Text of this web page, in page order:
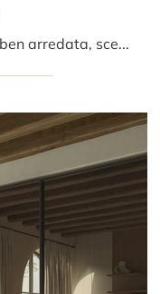
Se desideri una camera da letto ben arredata, scegli l'armadio Style W118 con ante scorrevoli di Colombini Casa!